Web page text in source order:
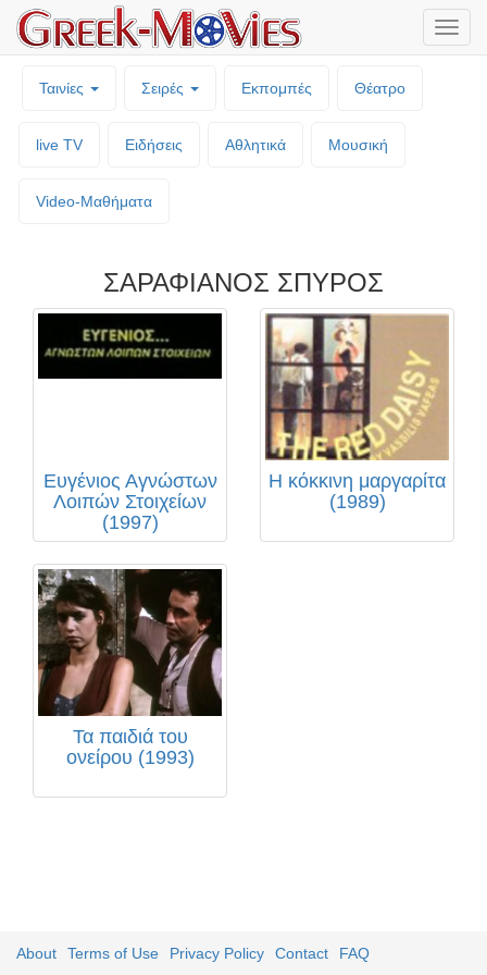
Ταινίες Σειρές Εκπομπές Θέατρο
live TV Ειδήσεις Αθλητικά Μουσική
Video-Mαθήματα
ΣΑΡΑΦΙΑΝΟΣ ΣΠΥΡΟΣ
Ευγένιος Αγνώστων
Λοιπών Στοιχείων
(1997)
Η κόκκινη μαργαρίτα
(1989)
Τα παιδιά του
ονείρου (1993)
About Terms of Use Privacy Policy Contact FAQ